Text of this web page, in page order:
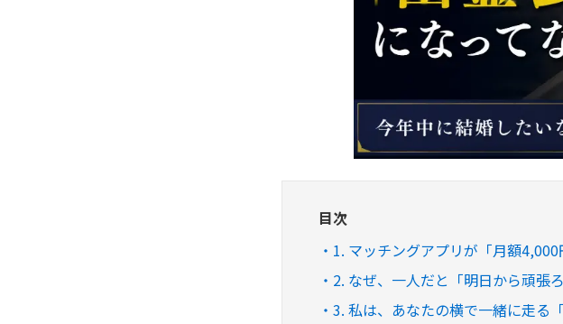
目次
1. マッチングアプリが「月額
2. なぜ、一人だと「明日から頑張
3. 私は、あなたの横で一緒に走る